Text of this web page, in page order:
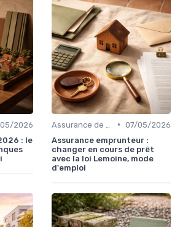
2026
: le
• 07/05/2026
Assurance emprunteur :
changer en cours de prêt
avec la loi Lemoine, mode
d'emploi